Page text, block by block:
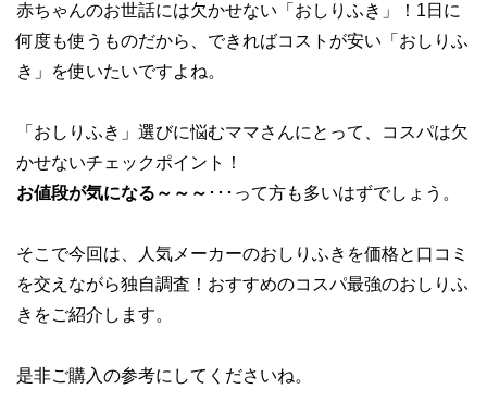
赤ちゃんのお世話には欠かせない「おしりふき」！1日に
何度も使うものだから、できればコストが安い「おしりふ
き」を使いたいですよね。
「おしりふき」選びに悩むママさんにとって、コスパは欠
かせないチェックポイント！
お値段が気になる～～～ ･･･って方も多いはずでしょう。
そこで今回は、人気メーカーのおしりふきを価格と口コミ
を交えながら独自調査！おすすめのコスパ最強のおしりふ
きをご紹介します。
是非ご購入の参考にしてくださいね。